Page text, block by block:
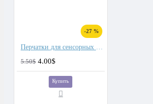
-27 %
Перчатки для сенсорных экранов мужские softshell, подкладка флис
5.50$ 4.00$
Купить